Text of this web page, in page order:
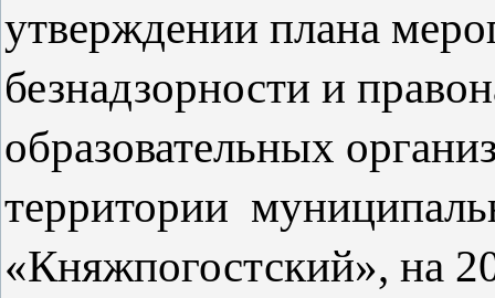
утверждении плана
безнадзорности и
образовательных
территории
«Княжпогостский», на